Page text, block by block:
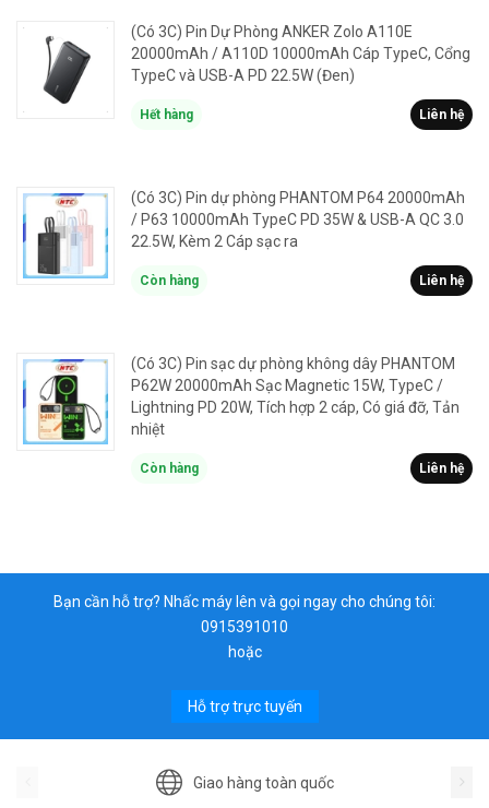
(Có 3C) Pin Dự Phòng ANKER Zolo A110E
20000mAh / A110D 10000mAh Cáp TypeC, Cổng
TypeC và USB-A PD 22.5W (Đen)
Hết hàng Liên hệ
(Có 3C) Pin dự phòng PHANTOM P64 20000mAh
/ P63 10000mAh TypeC PD 35W & USB-A QC 3.0
22.5W, Kèm 2 Cáp sạc ra
Còn hàng Liên hệ
(Có 3C) Pin sạc dự phòng không dây PHANTOM
P62W 20000mAh Sạc Magnetic 15W, TypeC /
Lightning PD 20W, Tích hợp 2 cáp, Có giá đỡ, Tản
nhiệt
Còn hàng Liên hệ
Bạn cần hỗ trợ? Nhấc máy lên và gọi ngay cho chúng tôi:
0915391010
hoặc
Hỗ trợ trực tuyến
Giao hàng toàn quốc